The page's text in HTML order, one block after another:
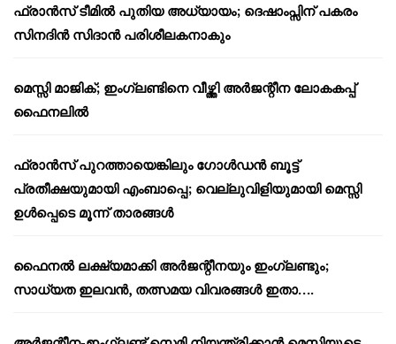
ഫ്രാൻസ് ടീമിൽ പുതിയ അധ്യായം; ദെഷാംപ്സിന് പകരം
സിനദിൻ സിദാൻ പരിശീലകനാകും
മെസ്സി മാജിക്; ഇംഗ്ലണ്ടിനെ വീഴ്ത്തി അർജന്റീന ലോകകപ്പ്
ഫൈനലിൽ
ഫ്രാൻസ് പുറത്തായെങ്കിലും ഗോൾഡൻ ബൂട്ട്
പ്രതീക്ഷയുമായി എംബാപ്പെ; വെല്ലുവിളിയുമായി മെസ്സി
ഉൾപ്പെടെ മൂന്ന് താരങ്ങൾ
ഫൈനൽ ലക്ഷ്യമാക്കി അർജന്റീനയും ഇംഗ്ലണ്ടും;
സാധ്യത ഇലവൻ, തത്സമയ വിവരങ്ങൾ ഇതാ….